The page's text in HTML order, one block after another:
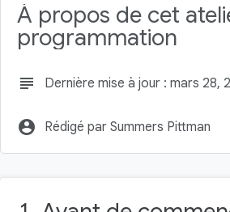
Ajouter un échafaudage
À propos de cet
programmation
subject Dernière mise à jour : mars 28,
account_circle Rédigé par Summers Pittman